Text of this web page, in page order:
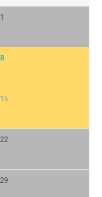
1
8
15
22
29